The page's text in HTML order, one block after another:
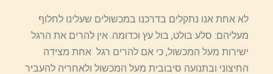
לא אחת אנו נתקלים בדרכנו במכשולים שעלינו לחלוף
מעליהם: סלע בולט, בול עץ וכדומה. אין להרים את הרגל
ישירות מעל המכשול, כי אם להרים רגל אחת מצידה
החיצוני ובתנועה סיבובית מעל המכשול ולאחריה להעביר